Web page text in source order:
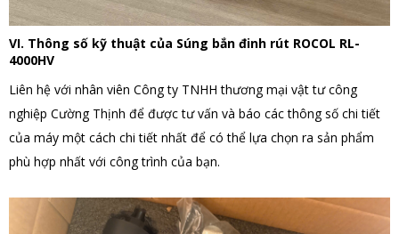
VI. Thông số kỹ thuật của Súng bắn đinh rút ROCOL RL-
4000HV
Liên hệ với nhân viên Công ty TNHH thương mại vật tư công
nghiệp Cường Thịnh để được tư vấn và báo các thông số chi tiết
của máy một cách chi tiết nhất để có thể lựa chọn ra sản phẩm
phù hợp nhất với công trình của bạn.